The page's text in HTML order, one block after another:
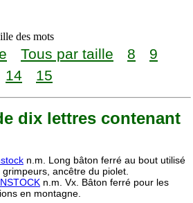
des mots
Tous par taille 8
9
14 15
dix lettres contenant
n.m. Long bâton ferré au bout utilisé
grimpeurs, ancêtre du piolet.
n.m. Vx. Bâton ferré pour les
en montagne.